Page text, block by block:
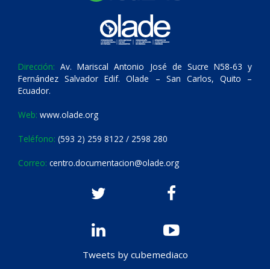
Dirección: Av. Mariscal Antonio José de Sucre N58-63 y
Fernández Salvador Edif. Olade – San Carlos, Quito –
Ecuador.
Web: www.olade.org
Teléfono: (593 2) 259 8122 / 2598 280
Correo: centro.documentacion@olade.org
Tweets by cubemediaco